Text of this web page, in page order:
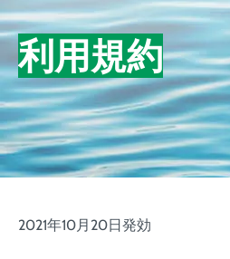
利用規約
2021年10月20日発効